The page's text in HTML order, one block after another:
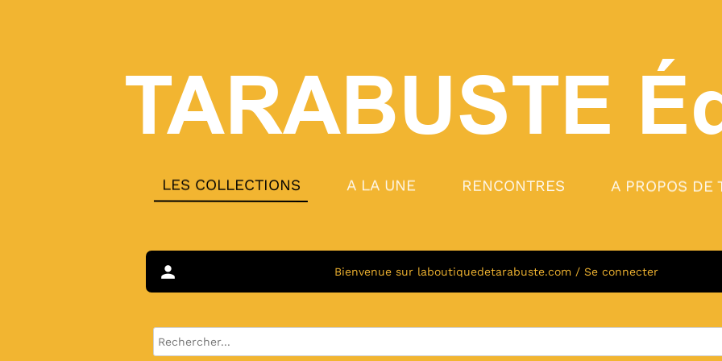
LES COLLECTIONS A LA UNE RENCONTRES A PROPOS DE
TARABUSTE
person Bienvenue sur laboutiquedetarabuste.com / Se connecter